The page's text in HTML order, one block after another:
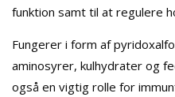
funktion samt til at regulere
Fungerer i form af
aminosyrer, kulhydrater og
også en vigtig rolle for